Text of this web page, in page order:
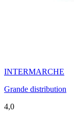
INTERMARCHE
Grande distribution
4,0